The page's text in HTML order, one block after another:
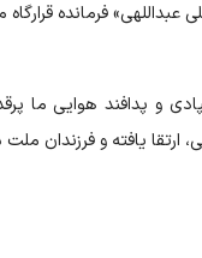
عبداللهی» فرمانده
و پدافند هوایی ما
ارتقا یافته و